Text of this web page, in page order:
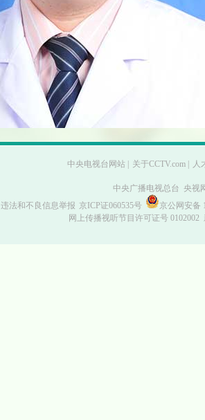
中央电视台网站 关于CCTV.com 人
中央广播电视总台 央视
违法和不良信息举报 京ICP证060535号
京公网安备
网上传播视听节目许可证号 0102002